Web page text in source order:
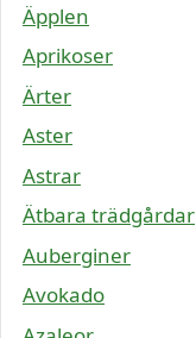
Äpplen
Aprikoser
Ärter
Aster
Astrar
Ätbara trädgårdar
Auberginer
Avokado